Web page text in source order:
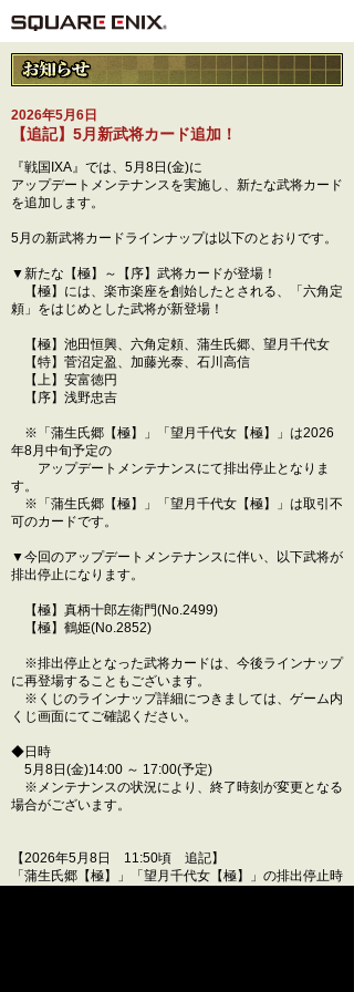
2026年5月6日
【追記】5月新武将カード追加！
『戦国IXA』では、5月8日(金)に
アップデートメンテナンスを実施し、新たな武将カード
を追加します。
5月の新武将カードラインナップは以下のとおりです。
▼新たな【極】～【序】武将カードが登場！
【極】には、楽市楽座を創始したとされる、「六角定
頼」をはじめとした武将が新登場！
【極】池田恒興、六角定頼、蒲生氏郷、望月千代女
【特】菅沼定盈、加藤光泰、石川高信
【上】安富徳円
【序】浅野忠吉
※「蒲生氏郷【極】」「望月千代女【極】」は2026
年8月中旬予定の
アップデートメンテナンスにて排出停止となりま
す。
※「蒲生氏郷【極】」「望月千代女【極】」は取引不
可のカードです。
▼今回のアップデートメンテナンスに伴い、以下武将が
排出停止になります。
【極】真柄十郎左衛門(No.2499)
【極】鶴姫(No.2852)
※排出停止となった武将カードは、今後ラインナップ
に再登場することもございます。
※くじのラインナップ詳細につきましては、ゲーム内
くじ画面にてご確認ください。
◆日時
5月8日(金)14:00 ～ 17:00(予定)
※メンテナンスの状況により、終了時刻が変更となる
場合がございます。
【2026年5月8日 11:50頃 追記】
「蒲生氏郷【極】」「望月千代女【極】」の排出停止時